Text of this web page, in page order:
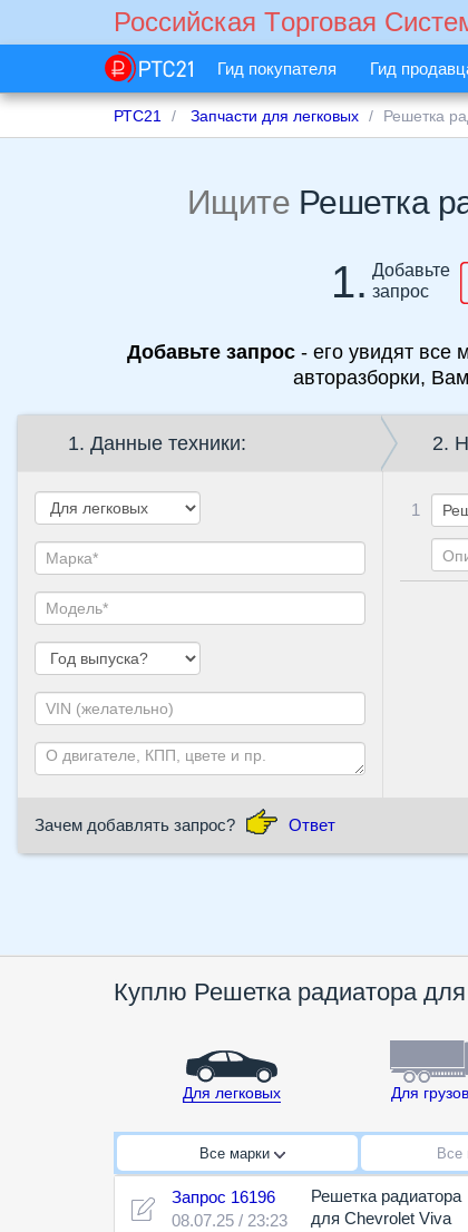
Российская Tорговая
Гид покупателя Гид
РТС21 Запчасти для легковых Решетка
Ищите Решетка
1. Добавьте
запрос
Добавьте запрос - его увидят все
авторазборки,
1. Данные техники: 2.
1
Зачем добавлять запрос? Ответ
Куплю Решетка радиаторадля
Для легковых Для
Все марки
Запрос 16196
08.07.25 / 23:23
Решетка радиатора
для Chevrolet Viva